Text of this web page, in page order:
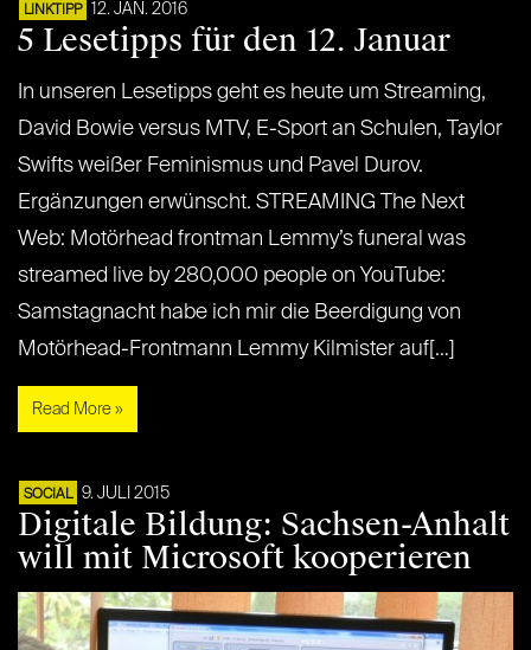
LINKTIPP 12. JAN. 2016
5 Lesetipps für den 12. Januar
In unseren Lesetipps geht es heute um Streaming,
David Bowie versus MTV, E-Sport an Schulen, Taylor
Swifts weißer Feminismus und Pavel Durov.
Ergänzungen erwünscht. STREAMING The Next
Web: Motörhead frontman Lemmy’s funeral was
streamed live by 280,000 people on YouTube:
Samstagnacht habe ich mir die Beerdigung von
Motörhead-Frontmann Lemmy Kilmister auf[…]
Read More »
SOCIAL 9. JULI 2015
Digitale Bildung: Sachsen-Anhalt
will mit Microsoft kooperieren